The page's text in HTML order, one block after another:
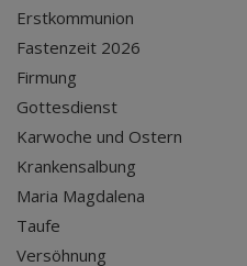
Erstkommunion
Fastenzeit 2026
Firmung
Gottesdienst
Karwoche und Ostern
Krankensalbung
Maria Magdalena
Taufe
Versöhnung